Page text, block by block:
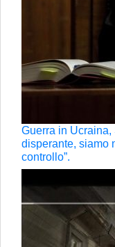
Guerra in Ucraina,
disperante, siamo
controllo”.